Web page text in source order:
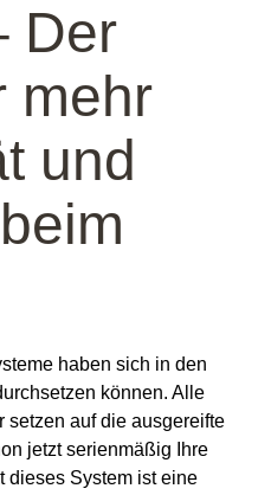
Der
mehr
und
haben sich in den
können. Alle
setzen auf die ausgereifte
jetzt serienmäßig Ihre
dieses System ist eine